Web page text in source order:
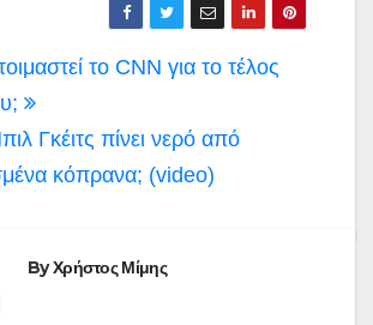
το CNN για το τέλος
Γκέιτς πίνει νερό από
κόπρανα; (video)
ByΧρήστος Μίμης